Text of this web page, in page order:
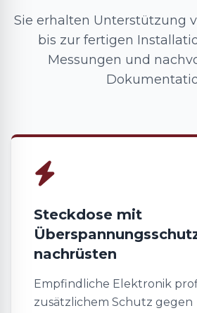
Sie erhalten Unterstützung
bis zur fertigen
Messungen und
Steckdose mit
nachrüsten
Empfindliche Elektronik
zusätzlichem Schutz gegen